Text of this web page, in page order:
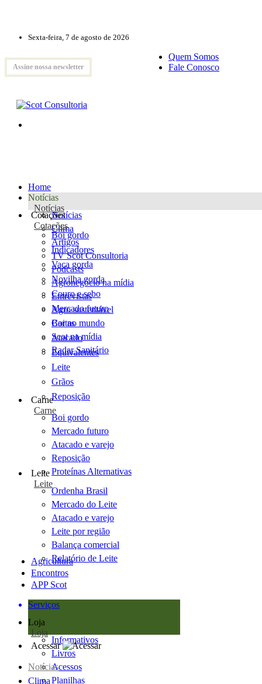
Sexta-feira, 7 de agosto de 2026
Assine nossa newsletter
Quem Somos
Fale Conosco
Home
Notícias
Notícias
Notícias
Clima
Artigos
TV Scot Consultoria
Podcasts
Agronegócio na mídia
Entrevistas
Agro sustentável
Cartas
Scot na mídia
Radar Sanitário
Cotações
Cotações
Boi gordo
Indicadores
Vaca gorda
Novilha gorda
Couro e sebo
Mercado futuro
Boi no mundo
Atacado
Equivalentes
Leite
Grãos
Reposição
Carne
Carne
Boi gordo
Mercado futuro
Atacado e varejo
Reposição
Proteínas Alternativas
Leite
Leite
Ordenha Brasil
Mercado do Leite
Atacado e varejo
Leite por região
Balança comercial
Relatório de Leite
Agricultura
Encontros
APP Scot
Serviços
Loja
Loja
Informativos
Livros
Acessos
Planilhas
Acessar
Notícias
Clima